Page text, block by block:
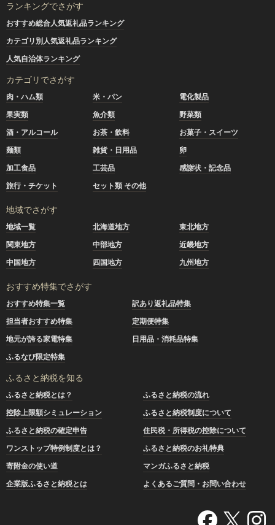
ランキングでさがす
おすすめ総合人気返礼品ランキング
カテゴリ別人気返礼品ランキング
人気自治体ランキング
カテゴリでさがす
肉・ハム類 米・パン
電化製品
果実類
魚介類
野菜類
酒・アルコール
お茶・飲料
お菓子・スイーツ
麺類
雑貨・日用品
卵
加工食品
工芸品
感謝状・記念品
旅行・チケット
セット類 その他
地域でさがす
地域一覧 北海道地方
東北地方
関東地方
中部地方
近畿地方
中国地方
四国地方 九州地方
おすすめ特集でさがす
おすすめ特集一覧
訳あり返礼品特集
担当者おすすめ特集
定期便特集
地元が誇る家電特集
日用品・消耗品特集
ふるなび限定特集
ふるさと納税を知る
ふるさと納税とは？
ふるさと納税の流れ
控除上限額シミュレーション
ふるさと納税制度について
ふるさと納税の確定申告
住民税・所得税の控除について
ワンストップ特例制度とは？
ふるさと納税のお礼特典
寄附金の使い道
マンガふるさと納税
企業版ふるさと納税とは
よくあるご質問・お問い合わせ